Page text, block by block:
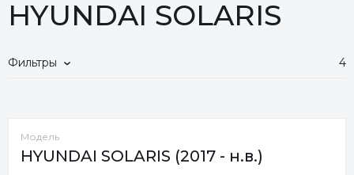
HYUNDAI SOLARIS
Фильтры 4
Модель
HYUNDAI SOLARIS (2017 - н.в.)